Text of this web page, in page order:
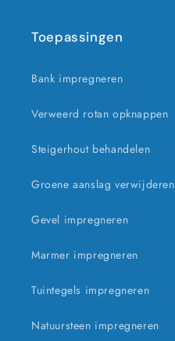
Toepassingen
Bank impregneren
Verweerd rotan opknappen
Steigerhout behandelen
Groene aanslag verwijderen
Gevel impregneren
Marmer impregneren
Tuintegels impregneren
Natuursteen impregneren